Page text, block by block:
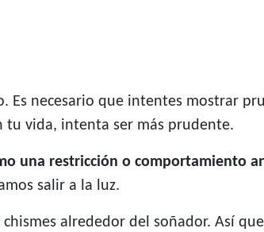
necesario que intentes mostrar
tu vida, intenta ser más prudente.
una restricción o comportamiento
salir a la luz.
alrededor del soñador. Así